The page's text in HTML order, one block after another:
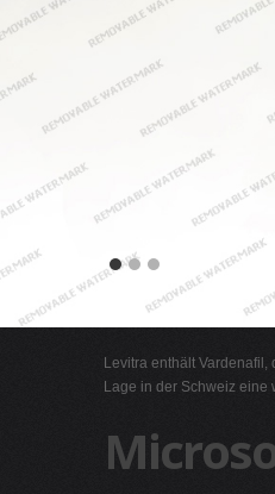
Levitra enthält
Lage in der Schweiz eine